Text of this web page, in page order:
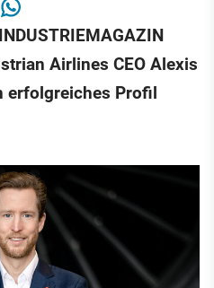
Airlines CEO Alexis
erfolgreiches Profil